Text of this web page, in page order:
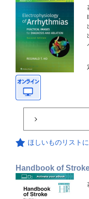
ほしいものリスト
Handbook of